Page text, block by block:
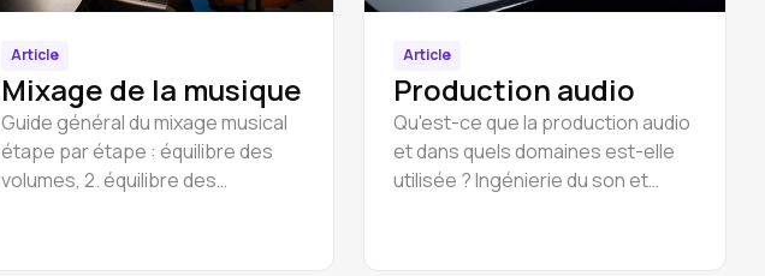
Article
Mixage de la musique
Guide général du mixage musical
étape par étape : équilibre des
volumes, 2. équilibre des
Article
Production audio
Qu'est-ce que la production audio
et dans quels domaines est-elle
utilisée ? Ingénierie du son et